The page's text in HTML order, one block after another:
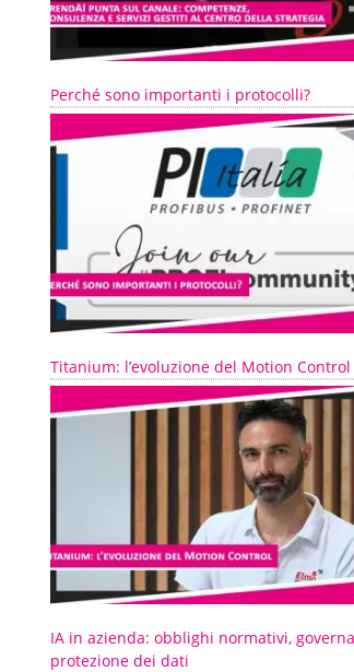
Perché sono importanti i protocolli?
Titanium: l’evoluzione del Motion Control
IA in azienda: obblighi normativi,
protezione dei dati